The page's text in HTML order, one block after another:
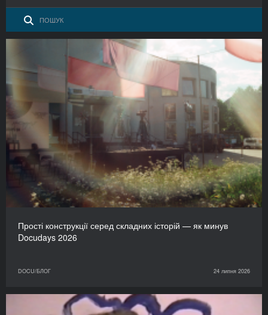
Прості конструкції серед складних історій — як минув
Docudays 2026
DOCU/БЛОГ 24 липня 2026